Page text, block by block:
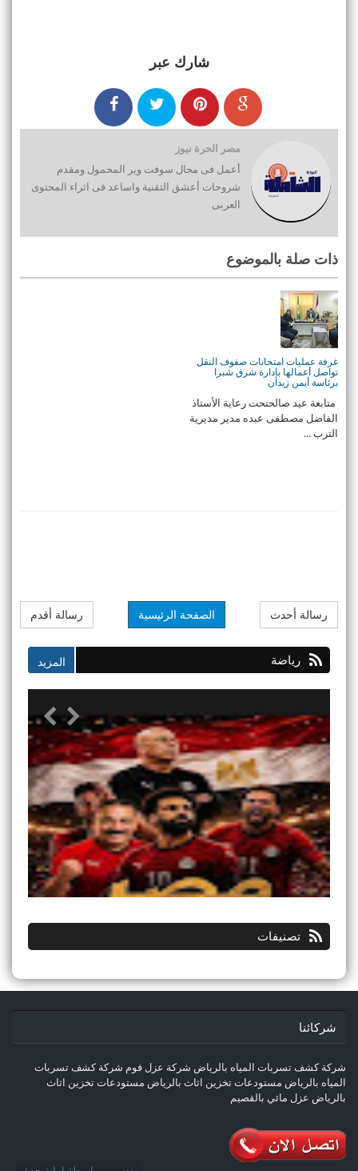
شارك عبر
مصر الحرة نيوز
أعمل فى مجال سوفت وير المحمول ومقدم
شروحات أعشق التقنية واساعد فى اثراء المحتوى
العربى
ذات صلة بالموضوع
غرفة عمليات امتحانات صفوف النقل
تواصل أعمالها بإدارة شرق شبرا
برئاسة أيمن زيدان
متابعة عيد صالحتحت رعاية الأستاذ
الفاضل مصطفى عبده مدير مديرية
الترب ...
رسالة أحدث رسالة أقدم الصفحة الرئيسية
رياضة
تصنيفات
شركائنا
شركة كشف تسربات المياه بالرياض شركة عزل فوم شركة كشف تسربات
المياه بالرياض مستودعات تخزين اثاث بالرياض مستودعات تخزين اثاث
بالرياض عزل مائي بالقصيم